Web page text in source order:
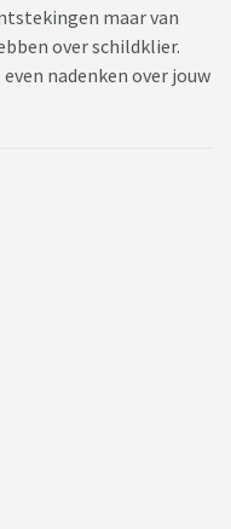
maar van
over schildklier.
even nadenken over jouw